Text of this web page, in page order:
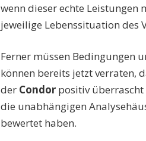
wenn dieser echte
jeweilige Lebenssituation des
Ferner müssen Bedingungen
können bereits jetzt verraten,
der Condorpositiv überrascht
die unabhängigen
bewertet haben.